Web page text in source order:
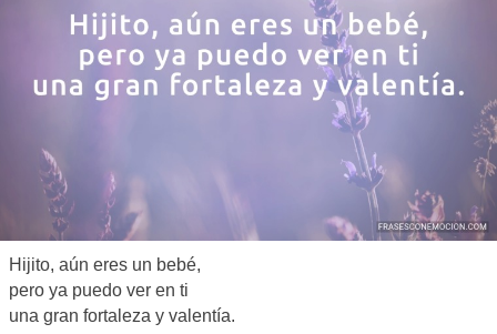
Hijito, aún eres un bebé,
pero ya puedo ver en ti
una gran fortaleza y valentía.